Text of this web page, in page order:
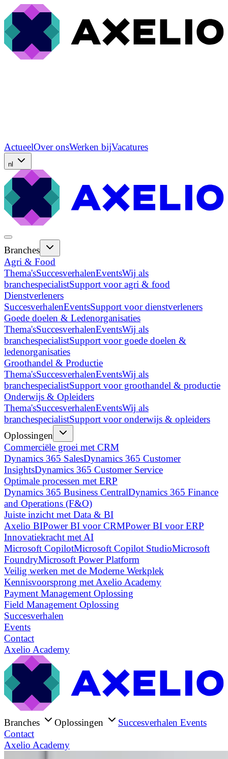
ActueelOver onsWerken bijVacatures
nl
Branches
Agri & Food
Thema'sSuccesverhalenEventsWij als
branchespecialistSupport voor agri & food
Dienstverleners
SuccesverhalenEventsSupport voor dienstverleners
Goede doelen & Ledenorganisaties
Thema'sSuccesverhalenEventsWij als
branchespecialistSupport voor goede doelen &
ledenorganisaties
Groothandel & Productie
Thema'sSuccesverhalenEventsWij als
branchespecialistSupport voor groothandel & productie
Onderwijs & Opleiders
Thema'sSuccesverhalenEventsWij als
branchespecialistSupport voor onderwijs & opleiders
Oplossingen
Commerciële groei met CRM
Dynamics 365 SalesDynamics 365 Customer
InsightsDynamics 365 Customer Service
Optimale processen met ERP
Dynamics 365 Business CentralDynamics 365 Finance
and Operations (F&O)
Juiste inzicht met Data & BI
Axelio BIPower BI voor CRMPower BI voor ERP
Innovatiekracht met AI
Microsoft CopilotMicrosoft Copilot StudioMicrosoft
FoundryMicrosoft Power Platform
Veilig werken met de Moderne Werkplek
Kennisvoorsprong met Axelio Academy
Payment Management Oplossing
Field Management Oplossing
Succesverhalen
Events
Contact
Axelio Academy
Branches Oplossingen Succesverhalen Events
Contact
Axelio Academy